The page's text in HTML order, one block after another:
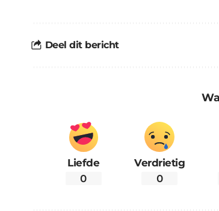
Deel dit bericht
Liefde
0
Verdrietig
0